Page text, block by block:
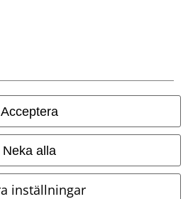
Acceptera
Neka alla
inställningar